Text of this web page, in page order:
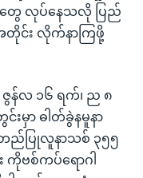
တွေ လုပ်နေသလို ပြည်
င်း လိုက်နာကြဖို့
ဇွန်လ ၁၆ ရက်၊ ည ၈
းမှာ ဓါတ်ခွဲနမူနာ
ည်ပြုလူနာသစ် ၃၅၅
ကိုဗစ်ကပ်ရောဂါ